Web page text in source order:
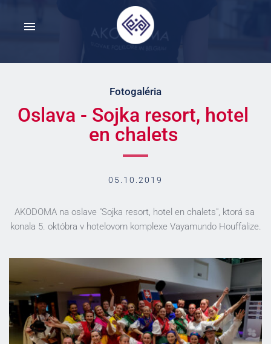
Fotogaléria
Oslava - Sojka resort, hotel
en chalets
05.10.2019
AKODOMA na oslave "Sojka resort, hotel en chalets", ktorá sa
konala 5. októbra v hotelovom komplexe Vayamundo Houffalize.